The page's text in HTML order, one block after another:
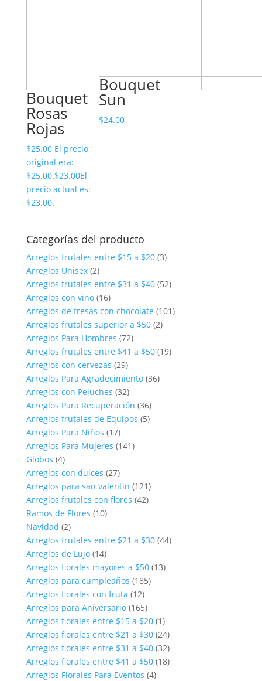
Bouquet
Rosas
Rojas
$25.00 El precio
original era:
$25.00.$23.00El
precio actual es:
$23.00.
Bouquet
Sun
$24.00
Categorías del producto
Arreglos frutales entre $15 a $20 (3)
Arreglos Unisex (2)
Arreglos frutales entre $31 a $40 (52)
Arreglos con vino (16)
Arreglos de fresas con chocolate (101)
Arreglos frutales superior a $50 (2)
Arreglos Para Hombres (72)
Arreglos frutales entre $41 a $50 (19)
Arreglos con cervezas (29)
Arreglos Para Agradecimiento (36)
Arreglos con Peluches (32)
Arreglos Para Recuperación (36)
Arreglos frutales de Equipos (5)
Arreglos Para Niños (17)
Arreglos Para Mujeres (141)
Globos (4)
Arreglos con dulces (27)
Arreglos para san valentín (121)
Arreglos frutales con flores (42)
Ramos de Flores (10)
Navidad (2)
Arreglos frutales entre $21 a $30 (44)
Arreglos de Lujo (14)
Arreglos florales mayores a $50 (13)
Arreglos para cumpleaños (185)
Arreglos florales con fruta (12)
Arreglos para Aniversario (165)
Arreglos florales entre $15 a $20 (1)
Arreglos florales entre $21 a $30 (24)
Arreglos florales entre $31 a $40 (32)
Arreglos florales entre $41 a $50 (18)
Arreglos Florales Para Eventos (4)